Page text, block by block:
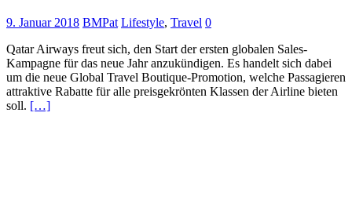
9. Januar 2018 BMPat Lifestyle, Travel 0
Qatar Airways freut sich, den Start der ersten globalen Sales-
Kampagne für das neue Jahr anzukündigen. Es handelt sich dabei
um die neue Global Travel Boutique-Promotion, welche Passagieren
attraktive Rabatte für alle preisgekrönten Klassen der Airline bieten
soll. […]